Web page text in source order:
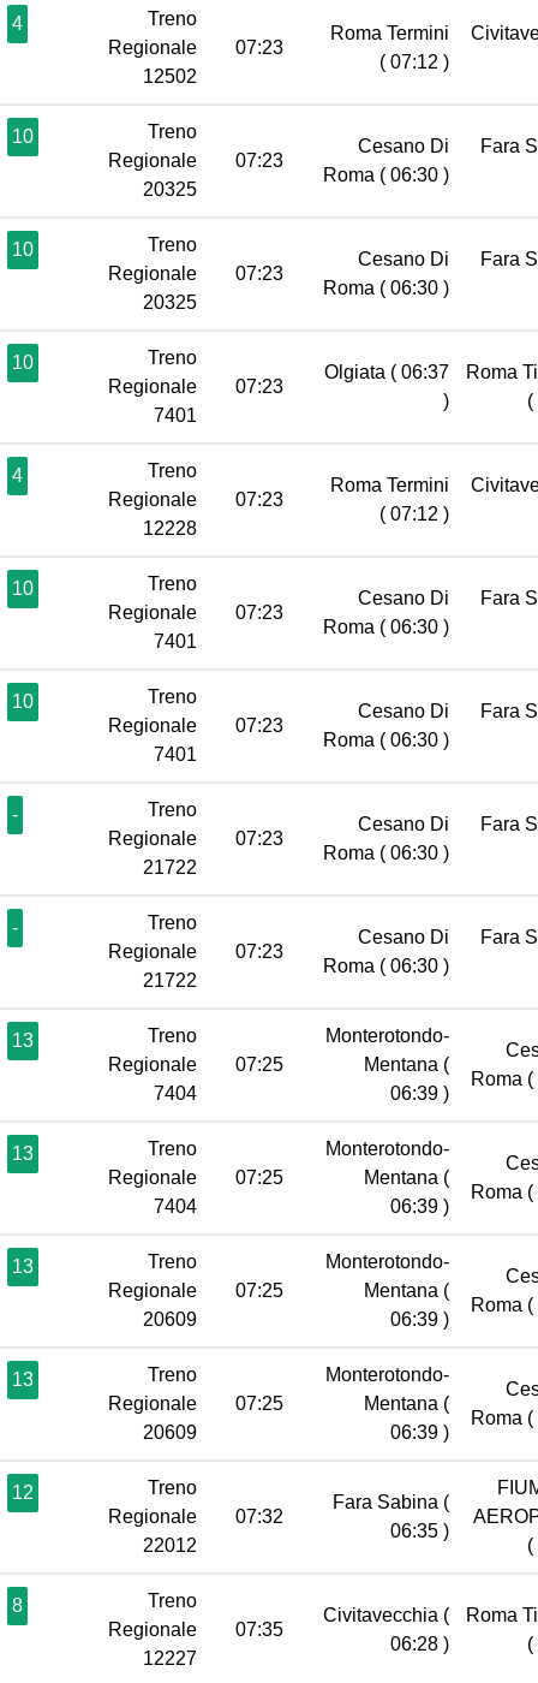
4
Treno
Regionale
12502
07:23
Roma Termini
( 07:12 )
10
Treno
Regionale
20325
07:23
Cesano Di
Roma ( 06:30 )
Fara
10
Treno
Regionale
20325
07:23
Cesano Di
Roma ( 06:30 )
Fara
10
Treno
Regionale
7401
07:23
Olgiata ( 06:37
)
Roma
(
4
Treno
Regionale
12228
07:23
Roma Termini
( 07:12 )
10
Treno
Regionale
7401
07:23
Cesano Di
Roma ( 06:30 )
Fara
10
Treno
Regionale
7401
07:23
Cesano Di
Roma ( 06:30 )
Fara
-
Treno
Regionale
21722
07:23
Cesano Di
Roma ( 06:30 )
Fara
-
Treno
Regionale
21722
07:23
Cesano Di
Roma ( 06:30 )
Fara
13
Treno
Regionale
7404
07:25
Monterotondo-
Mentana (
06:39 )
Roma (
13
Treno
Regionale
7404
07:25
Monterotondo-
Mentana (
06:39 )
Roma (
13
Treno
Regionale
20609
07:25
Monterotondo-
Mentana (
06:39 )
Roma (
13
Treno
Regionale
20609
07:25
Monterotondo-
Mentana (
06:39 )
Roma (
12
Treno
Regionale
22012
07:32
Fara Sabina (
06:35 )
(
8
Treno
Regionale
12227
07:35
Civitavecchia (
06:28 )
Roma
(